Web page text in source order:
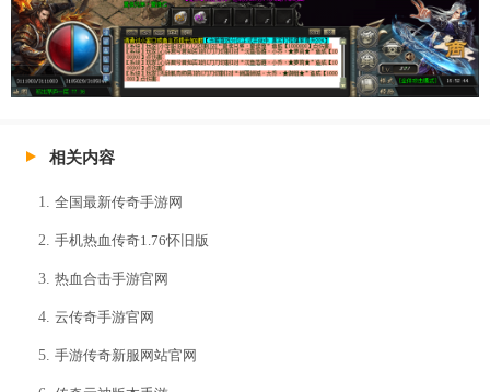
相关内容
全国最新传奇手游网
手机热血传奇1.76怀旧版
热血合击手游官网
云传奇手游官网
手游传奇新服网站官网